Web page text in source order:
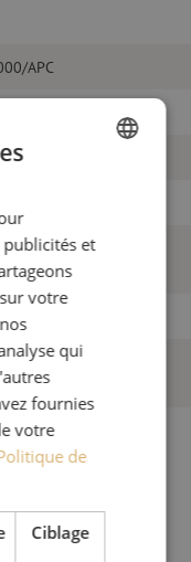
APC
simplex SM,
APC, 2.0mm, 17m
et
votre
qui
fournies
votre
de
Ciblage